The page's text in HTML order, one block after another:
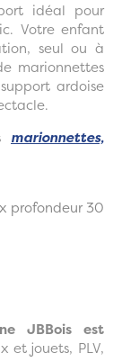
idéal pour
Votre enfant
seul ou à
marionnettes
ardoise
marionnettes,
profondeur 30
JBBois est
et jouets, PLV,